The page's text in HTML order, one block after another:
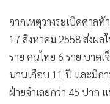
• CbizReview
• Cyber BIZ
• ผู้จัดกวน
• Good health & Well-
• Green Innovation &
จากเหตุวางระเบิดศาล
17 สิงหาคม 2558 ส่งผล
ราย คนไทย 6 ราย บาด
นานเกือบ 11 ปี และมีก
ฝ่ายจำเลยกว่า 45 ปาก